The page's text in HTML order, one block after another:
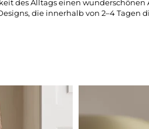
des Alltags einen wunderschönen
die innerhalb von 2–4 Tagen